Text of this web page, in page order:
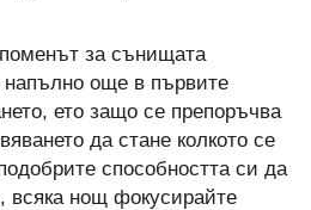
за сънищата
напълно още в първите
ето защо се препоръчва
да стане колкото се
способността си да
всяка нощ фокусирайте